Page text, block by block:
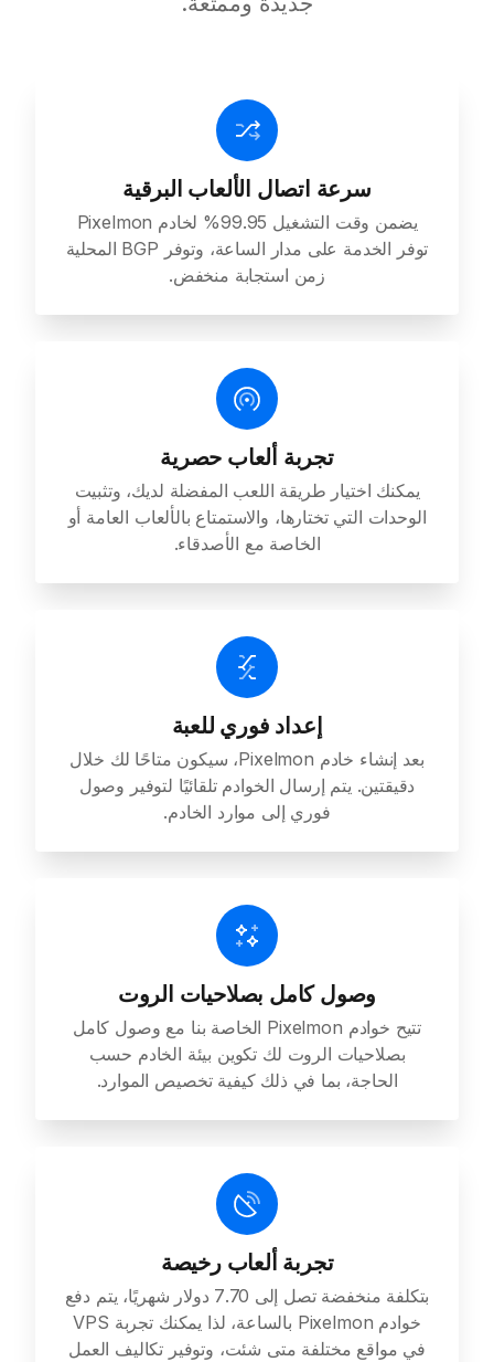
سرعة اتصال الألعاب البرقية
يضمن وقت التشغيل 99.95% لخادم Pixelmon
توفر الخدمة على مدار الساعة، وتوفر BGP المحلية
زمن استجابة منخفض.
تجربة ألعاب حصرية
يمكنك اختيار طريقة اللعب المفضلة لديك، وتثبيت
الوحدات التي تختارها، والاستمتاع بالألعاب العامة أو
الخاصة مع الأصدقاء.
إعداد فوري للعبة
بعد إنشاء خادم Pixelmon، سيكون متاحًا لك خلال
دقيقتين. يتم إرسال الخوادم تلقائيًا لتوفير وصول
فوري إلى موارد الخادم.
وصول كامل بصلاحيات الروت
تتيح خوادم Pixelmon الخاصة بنا مع وصول كامل
بصلاحيات الروت لك تكوين بيئة الخادم حسب
الحاجة، بما في ذلك كيفية تخصيص الموارد.
تجربة ألعاب رخيصة
بتكلفة منخفضة تصل إلى 7.70 دولار شهريًا، يتم دفع
خوادم Pixelmon بالساعة، لذا يمكنك تجربة VPS
في مواقع مختلفة متى شئت، وتوفير تكاليف العمل